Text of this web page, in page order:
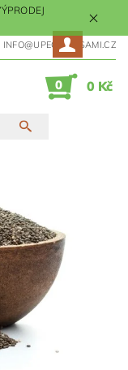
INFO@UPECMESISAMI.CZ
0 0 Kč